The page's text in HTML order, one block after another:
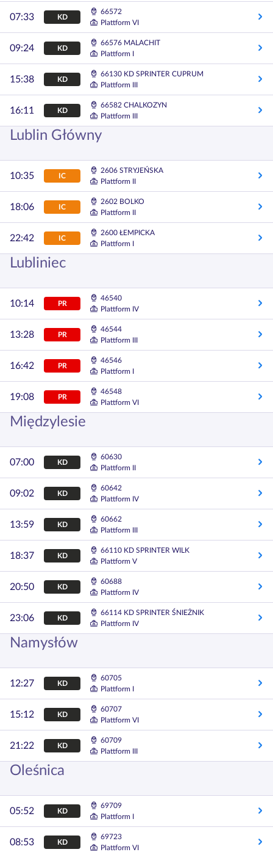
07:33 KD
66572
Plattform VI
09:24 KD
66576 MALACHIT
Plattform I
15:38 KD
66130 KD SPRINTER CUPRUM
Plattform III
16:11 KD
66582 CHALKOZYN
Plattform III
Lublin Główny
10:35 IC
2606 STRYJEŃSKA
Plattform II
18:06 IC
2602 BOLKO
Plattform II
22:42 IC
2600 ŁEMPICKA
Plattform I
Lubliniec
10:14 PR
46540
Plattform IV
13:28 PR
46544
Plattform III
16:42 PR
46546
Plattform I
19:08 PR
46548
Plattform VI
Międzylesie
07:00 KD
60630
Plattform II
09:02 KD
60642
Plattform IV
13:59 KD
60662
Plattform III
18:37 KD
66110 KD SPRINTER WILK
Plattform V
20:50 KD
60688
Plattform IV
23:06 KD
66114 KD SPRINTER ŚNIEŻNIK
Plattform IV
Namysłów
12:27 KD
60705
Plattform I
15:12 KD
60707
Plattform VI
21:22 KD
60709
Plattform III
Oleśnica
05:52 KD
69709
Plattform I
08:53 KD
69723
Plattform VI